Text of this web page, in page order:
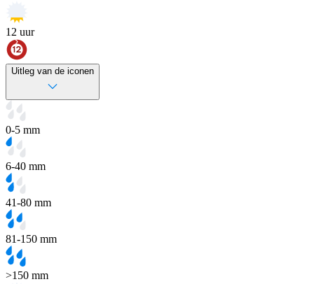
12 uur
Uitleg van de iconen
0-5 mm
6-40 mm
41-80 mm
81-150 mm
>150 mm